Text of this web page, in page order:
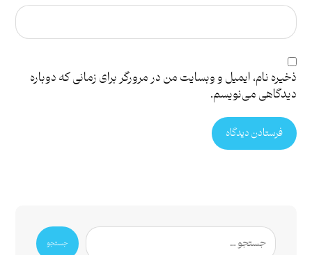
ذخیره نام، ایمیل و وبسایت من در مرورگر برای زمانی که دوباره
دیدگاهی می‌نویسم.
فرستادن دیدگاه
جستجو